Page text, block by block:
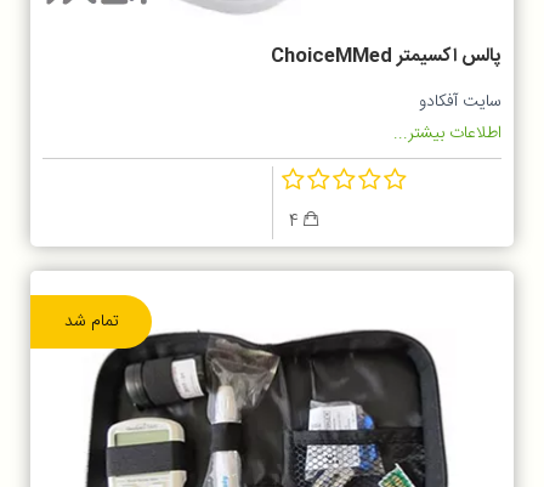
پالس اکسیمتر ChoiceMMed
سایت آفکادو
اطلاعات بیشتر...
4
تمام شد